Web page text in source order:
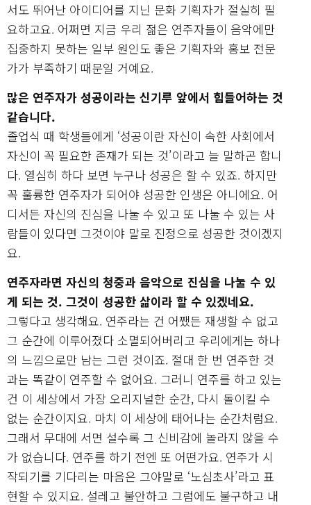
서도 뛰어난 아이디어를 지닌 문화 기획자가 절실히 필
요하고요. 어쩌면 지금 우리 젊은 연주자들이 음악에만
집중하지 못하는 일부 원인도 좋은 기획자와 홍보 전문
가가 부족하기 때문일 거예요.
많은 연주자가 성공이라는 신기루 앞에서 힘들어하는 것
같습니다.
졸업식 때 학생들에게 ‘성공이란 자신이 속한 사회에서
자신이 꼭 필요한 존재가 되는 것’이라고 늘 말하곤 합니
다. 열심히 하다 보면 누구나 성공은 할 수 있죠. 하지만
꼭 훌륭한 연주자가 되어야 성공한 인생은 아니에요. 어
디서든 자신의 진심을 나눌 수 있고 또 나눌 수 있는 사
람들이 있다면 그것이야 말로 진정으로 성공한 것이겠지
요.
연주자라면 자신의 청중과 음악으로 진심을 나눌 수 있
게 되는 것. 그것이 성공한 삶이라 할 수 있겠네요.
그렇다고 생각해요. 연주라는 건 어쨌든 재생할 수 없고
그 순간에 이루어졌다 소멸되어버리고 우리에게는 하나
의 느낌으로만 남는 그런 것이죠. 절대 한 번 연주한 것
과는 똑같이 연주할 수 없어요. 그러니 연주를 하고 있는
건 이 세상에서 가장 오리지널한 순간, 다시 돌이킬 수
없는 순간이지요. 마치 이 세상에 태어나는 순간처럼요.
그래서 무대에 서면 설수록 그 신비감에 놀라지 않을 수
가 없습니다. 연주를 하기 전엔 또 어떤가요. 연주가 시
작되기를 기다리는 마음은 그야말로 ‘노심초사’라고 표
현할 수 있지요. 설레고 불안하고 그럼에도 불구하고 내